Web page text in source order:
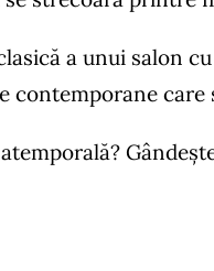
a unui salon
care